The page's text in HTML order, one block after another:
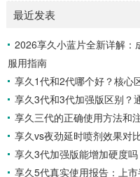
于提高性表现，
足你的生理需求
最近发表
2026享久小蓝片全新详解：
服用指南
享久1代和2代哪个好？核心
享久3代和3代加强版区别？
享久三代的正确使用方法和
享久vs夜劲延时喷剂效果对
享久3代加强版能增加硬度
享久5代真实使用报告：上